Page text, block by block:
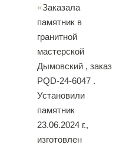
Заказала
памятник в
гранитной
мастерской
Дымовский , заказ
PQD-24-6047 .
Установили
памятник
23.06.2024 г.,
изготовлен